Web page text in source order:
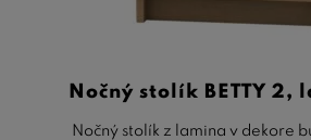
Nočný stolík BETTY 2,
Nočný stolík z lamina v dekore